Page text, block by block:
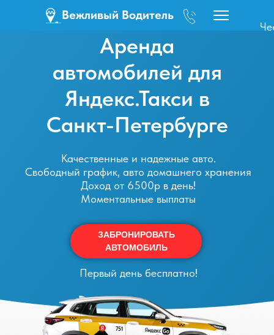
Вежливый Водитель
Аренда
автомобилей для
Яндекс.Такси в
Санкт-Петербурге
Качественные и надежные авто.
Свободный график, авто домашнего хранения
Доход от 6500р в день!
Моментальные выплаты
Первый день бесплатно!
ЗАБРОНИРОВАТЬ
АВТОМОБИЛЬ